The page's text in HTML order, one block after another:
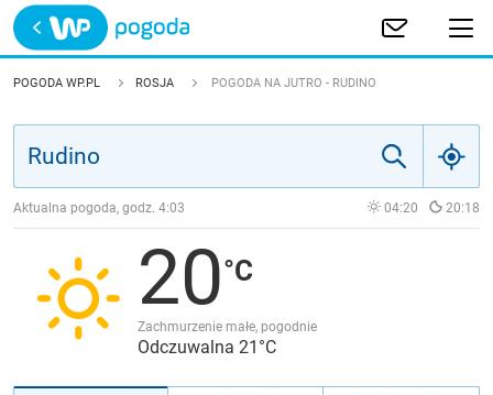
Trwa ładowanie
POLSKA
JAKOŚĆ POWIETRZA
POGODA WP.PL ROSJA POGODA NA JUTRO - RUDINO
Aktualna pogoda, godz. 4:03 04:20 20:18
20
Zachmurzenie małe, pogodnie
Odczuwalna 21°C